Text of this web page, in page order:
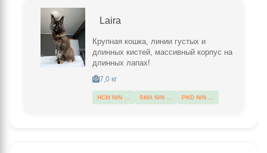
Laira
Крупная кошка, линии густых и
длинных кистей, массивный корпус на
длинных лапах!
7,0 кг
HCM N/N … SMA N/N … PKD N/N …